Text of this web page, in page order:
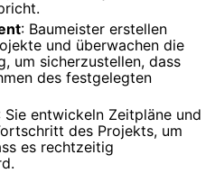
: Baumeister erstellen
und überwachen die
um sicherzustellen, dass
des festgelegten
Sie entwickeln Zeitpläne und
des Projekts, um
es rechtzeitig